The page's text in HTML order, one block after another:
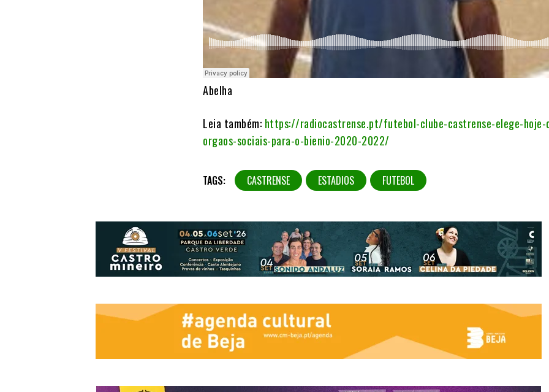
Abelha
Leia também: https://radiocastrense.pt/futebol-clube-castrense-elege-hoje-
orgaos-sociais-para-o-bienio-2020-2022/
TAGS: CASTRENSE ESTADIOS FUTEBOL